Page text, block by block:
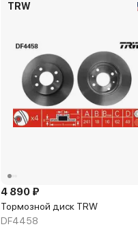
TRW
4 890 ₽
Тормозной диск TRW
DF4458